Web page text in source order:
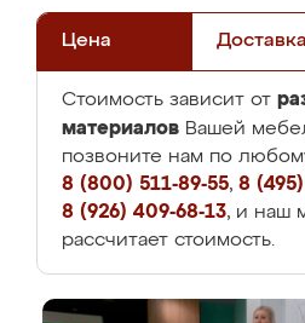
Цена Доставка
Стоимость зависит от
материалов Вашей
позвоните нам по
8 (800) 511-89-55, 8
8 (926) 409-68-13, и наш
рассчитает стоимость.